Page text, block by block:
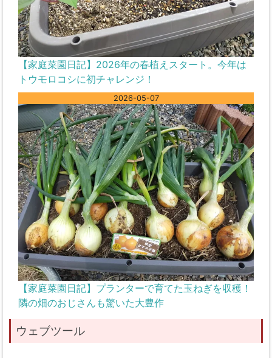
【家庭菜園日記】2026年の春植えスタート。今年は
トウモロコシに初チャレンジ！
2026-05-07
【家庭菜園日記】プランターで育てた玉ねぎを収穫！
隣の畑のおじさんも驚いた大豊作
ウェブツール